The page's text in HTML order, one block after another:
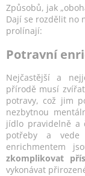
Způsobů, jak
Dají se rozdělit no
prolínají:
Potravní
Nejčastější a
přírodě musí
potravy, což jim
nezbytnou
jídlo pravidelně a
potřeby a
enrichmentem
zkomplikovat
vykonávat